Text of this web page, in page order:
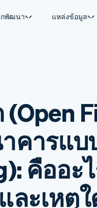
พัฒนา แหล่งข้อมูล
รใช้งาน
บิล
นตามรอบ
ผนล่วง
งาน
อัตโนมัติด้านการเงิน
ก
งินในแอป
เงิน
เสนอการเรียกเก็บเงิน
ออกบัตรที่มีสเตเบิลคอย
จัดเตรียมและจัดการบริ
น
(Open
คารแบ
คืออะ
ละเหตุ